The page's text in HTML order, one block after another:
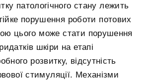
патологічного стану лежить
порушення роботи потових
цього може стати порушення
шкіри на етапі
розвитку, відсутність
стимуляції. Механізми